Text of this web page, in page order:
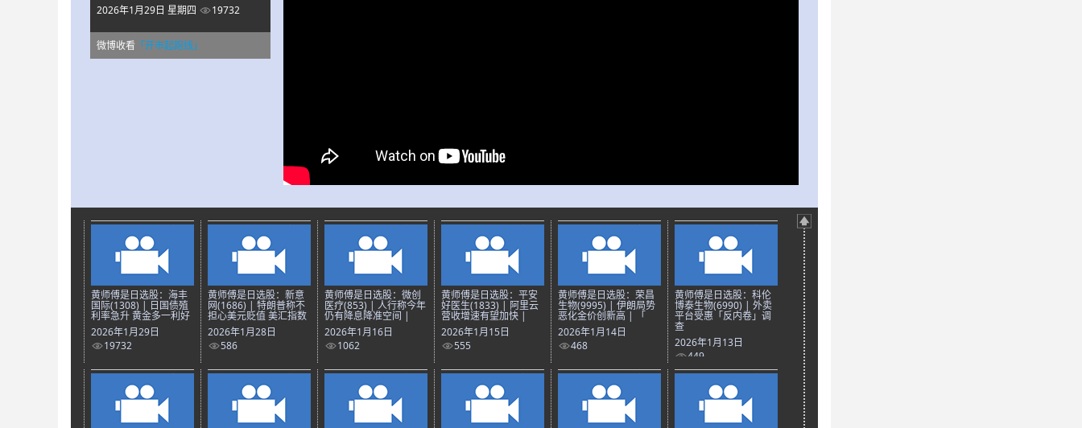
2026年1月29日 星期四 19732
微博收看 「开市起跑线」
黄师傅是日选股：海丰
国际(1308) | 日国债殖
利率急升 黄金多一利好
2026年1月29日
19732
黄师傅是日选股：新意
网(1686) | 特朗普称不
担心美元贬值 美汇指数
2026年1月28日
586
黄师傅是日选股：微创
医疗(853) | 人行称今年
仍有降息降准空间 |
2026年1月16日
1062
黄师傅是日选股：平安
好医生(1833) | 阿里云
营收增速有望加快 |
2026年1月15日
555
黄师傅是日选股：荣昌
生物(9995) | 伊朗局势
恶化金价创新高 | 「
2026年1月14日
468
黄师傅是日选股：科伦
博泰生物(6990) | 外卖
平台受惠「反内卷」调
查
2026年1月13日
449